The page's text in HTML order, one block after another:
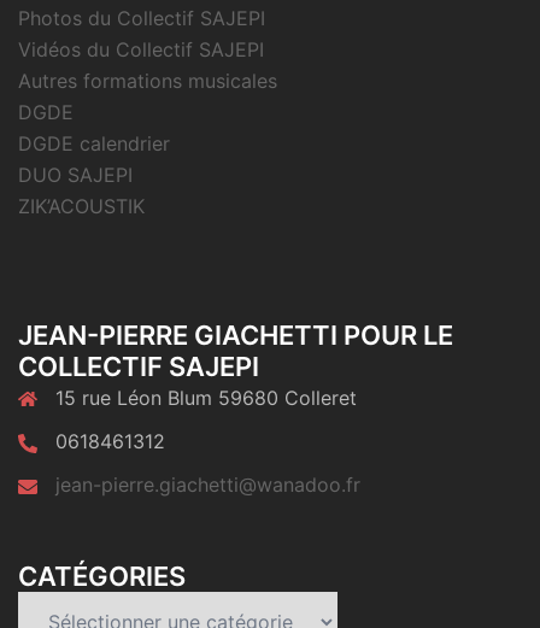
Photos du Collectif SAJEPI
Vidéos du Collectif SAJEPI
Autres formations musicales
DGDE
DGDE calendrier
DUO SAJEPI
ZIK’ACOUSTIK
JEAN-PIERRE GIACHETTI POUR LE
COLLECTIF SAJEPI
15 rue Léon Blum 59680 Colleret
0618461312
jean-pierre.giachetti@wanadoo.fr
CATÉGORIES